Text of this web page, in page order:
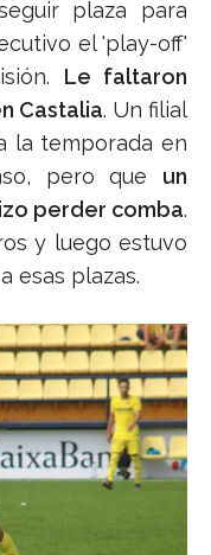
plaza para
el 'play-off'
Le faltaron
Castalia. Un filial
la temporada en
pero que un
perder comba.
y luego estuvo
esas plazas.